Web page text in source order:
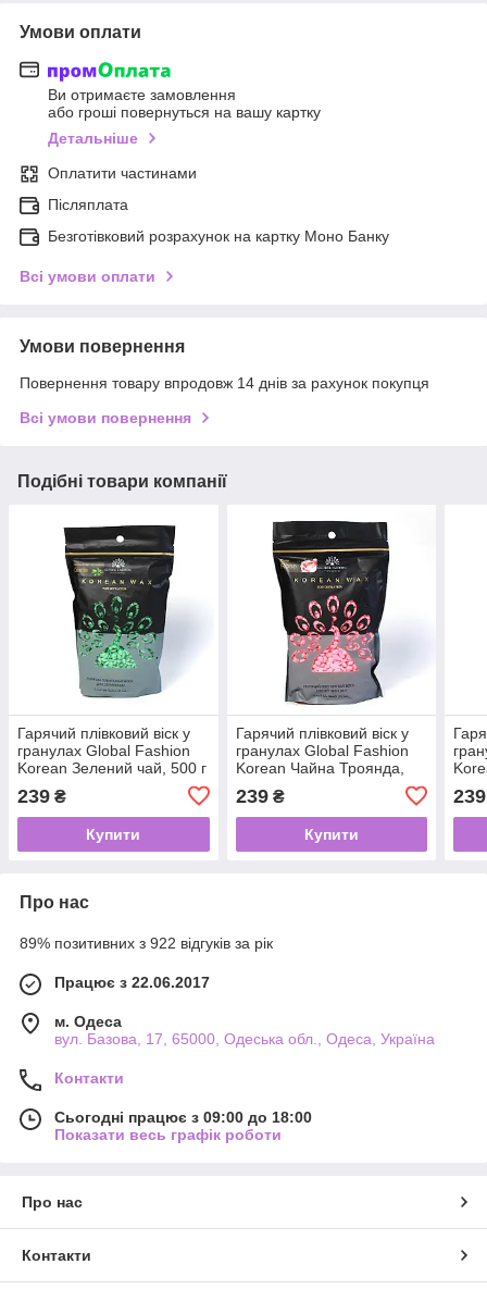
Умови оплати
Ви отримаєте замовлення
або гроші повернуться на вашу картку
Детальніше
Оплатити частинами
Післяплата
Безготівковий розрахунок на картку Моно Банку
Всі умови оплати
Умови повернення
Повернення товару впродовж 14 днів за рахунок покупця
Всі умови повернення
Подібні товари компанії
Гарячий плівковий віск у
гранулах Global Fashion
Korean Зелений чай, 500 г
239 ₴
Купити
Гарячий плівковий віск у
гранулах Global Fashion
Korean Чайна Троянда,
239₴
Купити
239
Про нас
89% позитивних з 922 відгуків за рік
Працює з 22.06.2017
м. Одеса
вул. Базова, 17, 65000, Одеська обл., Одеса, Україна
Контакти
Сьогодні працює з 09:00 до 18:00
Показати весь графік роботи
Про нас
Контакти